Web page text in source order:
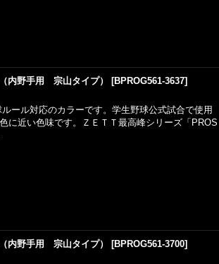
内野手用 宗山タイプ） [BPROG561-3637]
ール対応のカラーです。学生野球公式試合で使用
に近い色味です。ＺＥＴＴ最高峰シリーズ「PROS
内野手用 宗山タイプ） [BPROG561-3700]